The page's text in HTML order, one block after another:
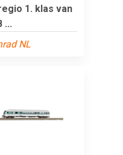
1. klas van
...
NL